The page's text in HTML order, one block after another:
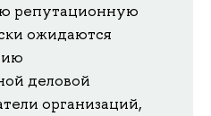
репутационную
ожидаются
деловой
организаций,